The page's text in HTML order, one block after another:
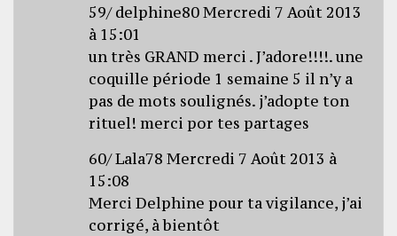
59/ delphine80 Mercredi 7 Août 2013
à 15:01
un très GRAND merci . J’adore!!!!. une
coquille période 1 semaine 5 il n’y a
pas de mots soulignés. j’adopte ton
rituel! merci por tes partages
60/ Lala78 Mercredi 7 Août 2013 à
15:08
Merci Delphine pour ta vigilance, j’ai
corrigé, à bientôt